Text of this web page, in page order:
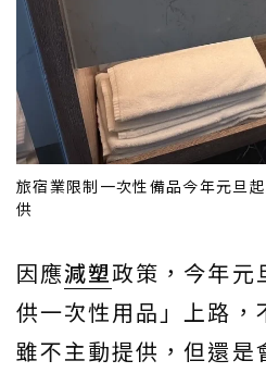
旅宿業限制一次性備品今年元旦
供
因應減塑政策，今年元
供一次性用品」上路，
雖不主動提供，但還是